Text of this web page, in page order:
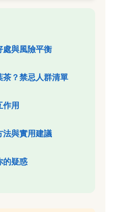
處與風險平衡
？禁忌人群清單
作用
法與實用建議
的疑惑